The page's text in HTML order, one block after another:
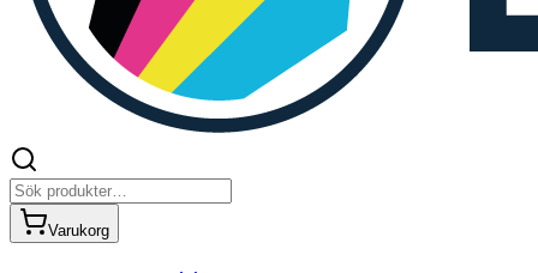
Varukorg